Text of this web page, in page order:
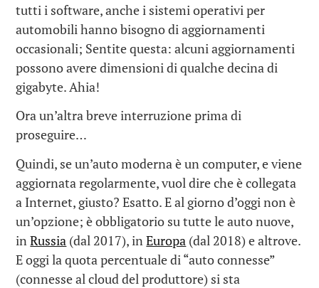
tutti i software, anche i sistemi operativi per
automobili hanno bisogno di aggiornamenti
occasionali; Sentite questa: alcuni aggiornamenti
possono avere dimensioni di qualche decina di
gigabyte. Ahia!
Ora un’altra breve interruzione prima di
proseguire…
Quindi, se un’auto moderna è un computer, e viene
aggiornata regolarmente, vuol dire che è collegata
a Internet, giusto? Esatto. E al giorno d’oggi non è
un’opzione; è obbligatorio su tutte le auto nuove,
inRussia (dal 2017), inEuropa (dal 2018) e altrove.
E oggi la quota percentuale di “auto connesse”
(connesse al cloud del produttore) si sta